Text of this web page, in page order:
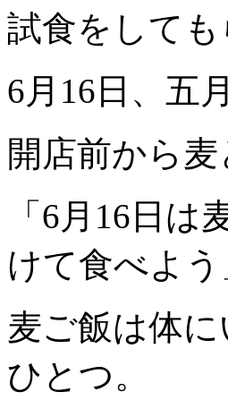
試食をして
6月16日、五
開店前から
「6月16日
けて食べよ
麦ご飯は体
ひとつ。